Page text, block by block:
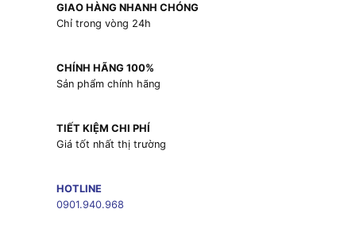
GIAO HÀNG NHANH CHÓNG
Chỉ trong vòng 24h
CHÍNH HÃNG 100%
Sản phẩm chính hãng
TIẾT KIỆM CHI PHÍ
Giá tốt nhất thị trường
HOTLINE
0901.940.968